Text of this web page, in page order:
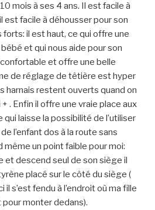
mois à ses 4 ans. Il est facile à
est facile à déhousser pour son
il est haut, ce qui offre une
et qui nous aide pour son
et offre une belle
de réglage de têtière est hyper
harnais restent ouverts quand on
. Enfin il offre une vraie place aux
laisse la possibilité de l’utiliser
l’enfant dos à la route sans
même un point faible pour moi:
et descend seul de son siège il
placé sur le côté du siège (
il s’est fendu à l’endroit où ma fille
pour monter dedans).